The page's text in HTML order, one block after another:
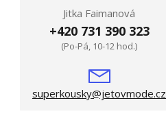
Jitka Faimanová
+420 731 390 323
(Po-Pá, 10-12 hod.)
superkousky@jetovmode.cz